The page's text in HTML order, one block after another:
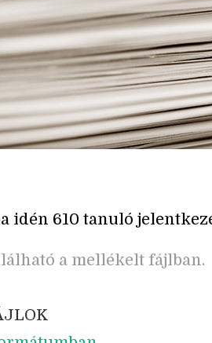
idén 610 tanuló
a mellékelt fájlban.